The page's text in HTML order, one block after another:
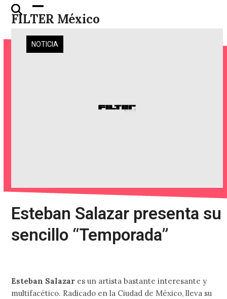
Skip
FILTER México
Open
mobile
menu
Close
mobile
menu
NOTICIA
Esteban Salazar presenta su
sencillo “Temporada”
Esteban Salazar es un artista bastante interesante y
multifacético. Radicado en la Ciudad de México, lleva su